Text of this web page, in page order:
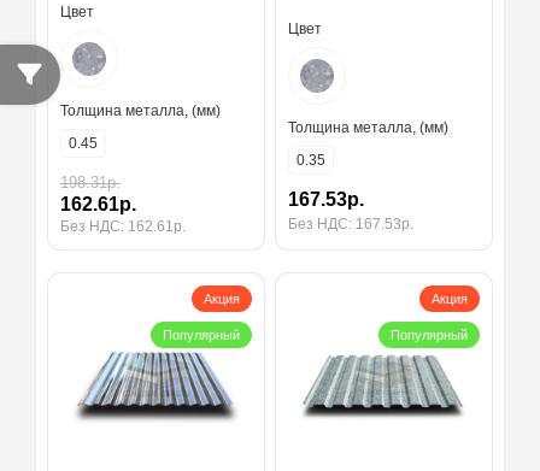
Цвет
Толщина металла, (мм)
0.45
198.31р.
162.61р.
Без НДС: 162.61р.
Цвет
Толщина металла, (мм)
0.35
167.53р.
Без НДС: 167.53р.
Акция
Популярный
Акция
Популярный